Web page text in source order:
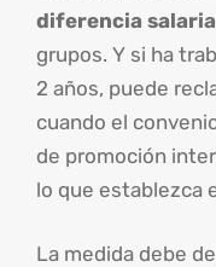
diferencia
grupos. Y si ha
2 años, puede
cuando el
de promoción
lo que establezca
La medida debe de